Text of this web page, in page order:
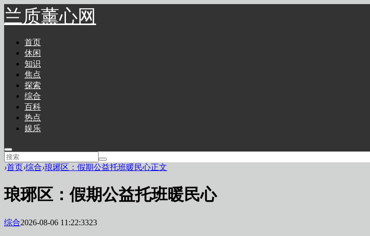
兰质薰心网
首页
休闲
知识
焦点
探索
综合
百科
热点
娱乐
›首页›综合›琅琊区：假期公益托班暖民心正文
琅琊区：假期公益托班暖民心
综合2026-08-06 11:22:3323